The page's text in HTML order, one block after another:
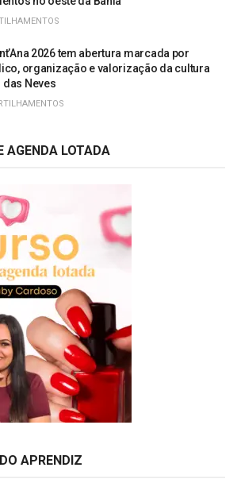
2026 tem abertura marcada por
organização e valorização da cultura
das Neves
AGENDA LOTADA
APRENDIZ